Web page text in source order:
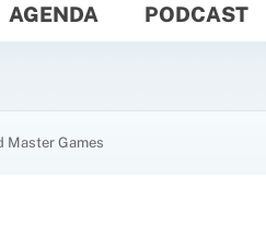
AGENDA PODCAST
Master Games